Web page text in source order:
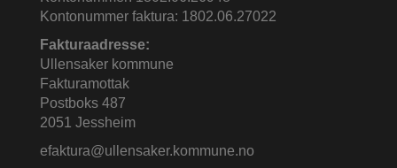
Kontonummer faktura: 1802.06.27022
Fakturaadresse:
Ullensaker kommune
Fakturamottak
Postboks 487
2051 Jessheim
efaktura@ullensaker.kommune.no